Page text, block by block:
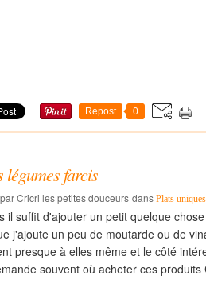
Repost 0
légumes farcis
Cricri les petites douceurs dans Plats uniques
il suffit d'ajouter un petit quelque
j'ajoute un peu de moutarde ou de
presque à elles même et le côté
souvent où acheter ces